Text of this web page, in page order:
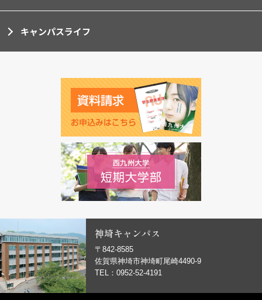
キャンパスライフ
神埼キャンパス
〒842-8585
佐賀県神埼市神埼町尾崎4490-9
TEL：0952-52-4191